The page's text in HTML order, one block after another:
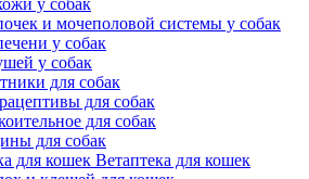
у собак
и мочеполовой системы у собак
у собак
у собак
для собак
для собак
для собак
для собак
Ветаптека для кошек